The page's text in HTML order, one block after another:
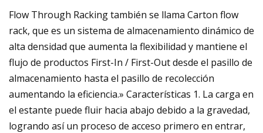
Flow Through Racking también se llama Carton flow
rack, que es un sistema de almacenamiento dinámico de
alta densidad que aumenta la flexibilidad y mantiene el
flujo de productos First-In / First-Out desde el pasillo de
almacenamiento hasta el pasillo de recolección
aumentando la eficiencia.» Características 1. La carga en
el estante puede fluir hacia abajo debido a la gravedad,
logrando así un proceso de acceso primero en entrar,